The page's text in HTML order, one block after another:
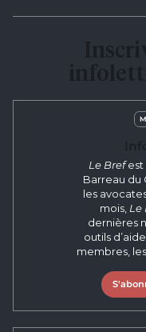
Le Brefest
Barreau du
les
mois, Le
dernières
outils
membres,